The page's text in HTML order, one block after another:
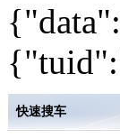
{"data":
快速搜车